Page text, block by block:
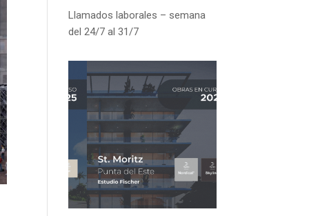
Llamados laborales – semana
del 24/7 al 31/7